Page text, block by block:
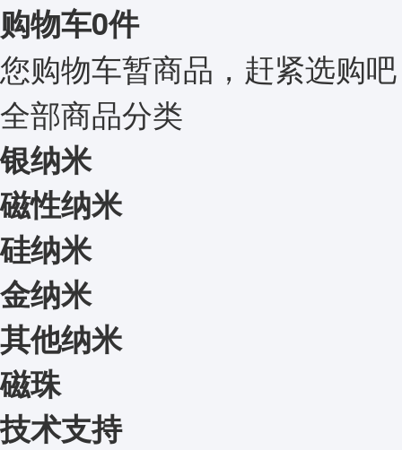
购物车0件
您购物车暂商品，赶紧选购
全部商品分类
银纳米
磁性纳米
硅纳米
金纳米
其他纳米
磁珠
技术支持